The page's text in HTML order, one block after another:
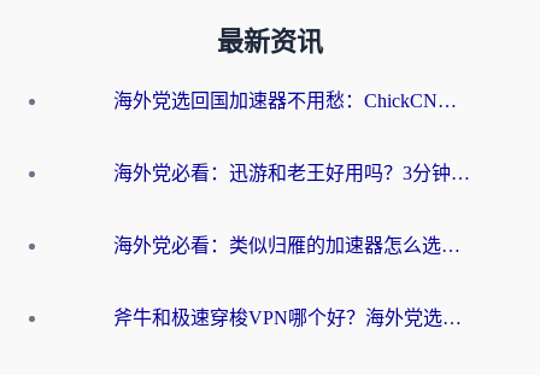
最新资讯
海外党选回国加速器不用愁：ChickCN和洞见哪个好？一篇搞定所有疑问
海外党必看：迅游和老王好用吗？3分钟选对加速国内网络的加速器
海外党必看：类似归雁的加速器怎么选？一篇搞定无缝访问国内资源
斧牛和极速穿梭VPN哪个好？海外党选回国加速器必看的真实对比与避坑指南